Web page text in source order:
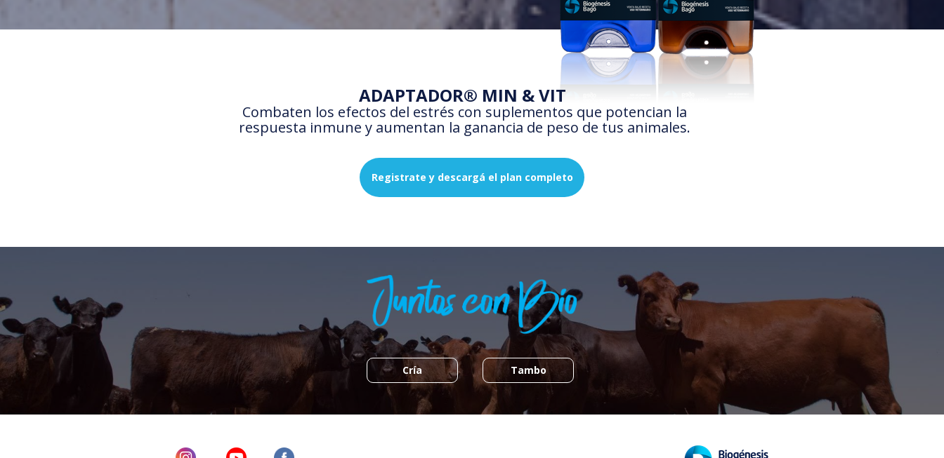
ADAPTADOR® MIN & VIT
Combaten los efectos del estrés con suplementos que potencian la
respuesta inmune y aumentan la ganancia de peso de tus animales.
Registrate y descargá el plan completo
Cría Tambo